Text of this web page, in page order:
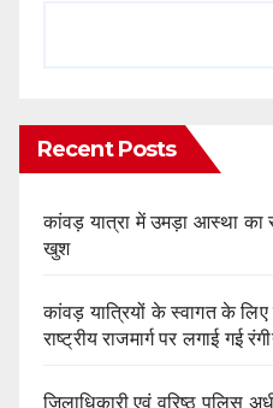
Recent Posts
कांवड़ यात्रा में उमड़ा आस्था का
खुश
कांवड़ यात्रियों के स्वागत के लिए
राष्ट्रीय राजमार्ग पर लगाई गई
जिलाधिकारी एवं वरिष्ठ पुलिस